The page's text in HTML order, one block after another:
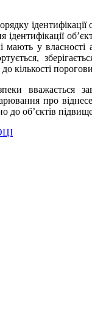
мають у
кількості
про
до об’єктів